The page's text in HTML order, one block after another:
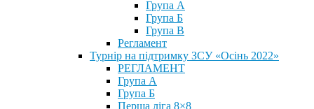
Група А
Група Б
Група В
Регламент
Турнір на підтримку ЗСУ «Осінь 2022»
РЕГЛАМЕНТ
Група А
Група Б
Перша ліга 8×8